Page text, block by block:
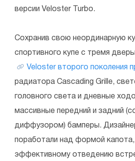
версии Veloster Turbo.
Сохранив свою неординарную
спортивного купе с тремя
Veloster второго поколения
радиатора Cascading Grille,
головного света и дневные
массивные передний и задний
диффузором) бамперы.
поработали над формой
эффективному отведению